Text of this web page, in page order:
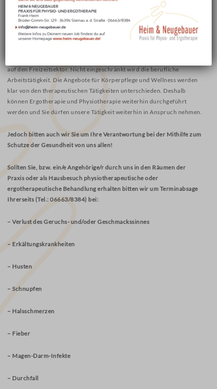
Die therapeutischen Praxen bleiben also geöffnet!
Die medizinische
Notwendigkeit einer therapeutischen Behandlung ist durch die
ärztliche Verordnung gegeben.
auf den Freizeitsektor. Nicht eingeschränkt wird die berufliche
Arbeitstätigkeit. Die Angebote für Körperpflege und Wellness werden
klar von den therapeutischen Tätigkeiten unterschieden. Deshalb
können Ergotherapie und Physiotherapie weiterhin durchgeführt
werden und Sie dürfen unsere Tätigkeit weiterhin in Anspruch nehmen.
Jedoch bitten auch wir Sie um Ihre Verantwortung bei der Mithilfe zum
Schutze der Gesundheit von uns allen!
Sollten Sie, bzw. ein/e Angehörige/r durch uns in den Räumen der
Praxis oder als Hausbesuch physiotherapeutische oder
ergotherapeutische Behandlung erhalten bitten wir um Terminabsage
Ihrerseits (Tel.: 06663/8384) bei:
– Verlust des Geruchs- und/oder Geschmackssinnes
– Erkältungskrankheiten
– Husten
– Schnupfen
– Halsschmerzen
– Fieber
– Magen-Darm-Infekte
– Durchfall